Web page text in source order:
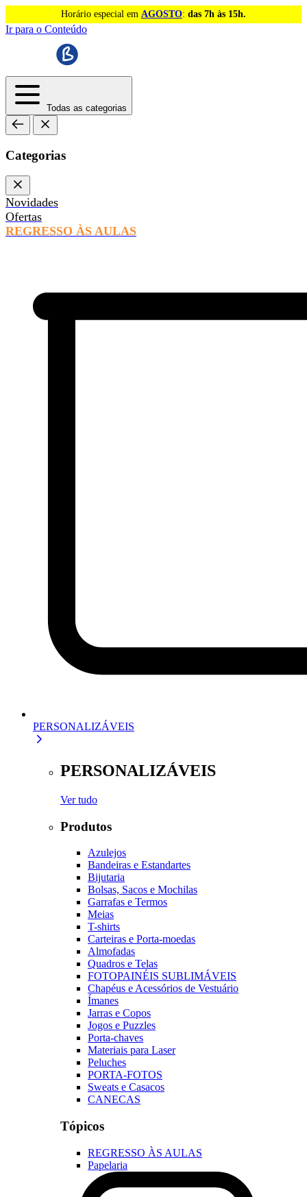
Horário especial em AGOSTO: das 7h às 15h.
Ir para o Conteúdo
Todas as categorias
Categorias
Novidades
Ofertas
REGRESSO ÀS AULAS
PERSONALIZÁVEIS
PERSONALIZÁVEIS
Ver tudo
Produtos
Azulejos
Bandeiras e Estandartes
Bijutaria
Bolsas, Sacos e Mochilas
Garrafas e Termos
Meias
T-shirts
Carteiras e Porta-moedas
Almofadas
Quadros e Telas
FOTOPAINÉIS SUBLIMÁVEIS
Chapéus e Acessórios de Vestuário
Ímanes
Jarras e Copos
Jogos e Puzzles
Porta-chaves
Materiais para Laser
Peluches
PORTA-FOTOS
Sweats e Casacos
CANECAS
Tópicos
REGRESSO ÀS AULAS
Papelaria